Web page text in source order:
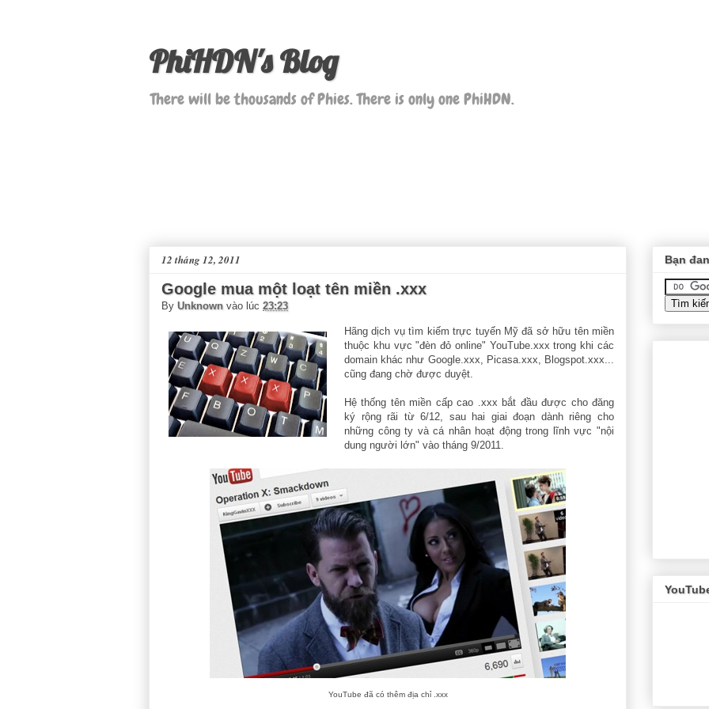
PhiHDN's Blog
There will be thousands of Phies. There is only one PhiHDN.
12 tháng 12, 2011
Google mua một loạt tên miền .xxx
By Unknown vào lúc 23:23
Hãng dịch vụ tìm kiếm trực tuyến Mỹ đã sở hữu tên miền
thuộc khu vực "đèn đỏ online" YouTube.xxx trong khi các
domain khác như Google.xxx, Picasa.xxx, Blogspot.xxx...
cũng đang chờ được duyệt.
Hệ thống tên miền cấp cao .xxx bắt đầu được cho đăng
ký rộng rãi từ 6/12, sau hai giai đoạn dành riêng cho
những công ty và cá nhân hoạt động trong lĩnh vực "nội
dung người lớn" vào tháng 9/2011.
YouTube đã có thêm địa chỉ .xxx
Bạn